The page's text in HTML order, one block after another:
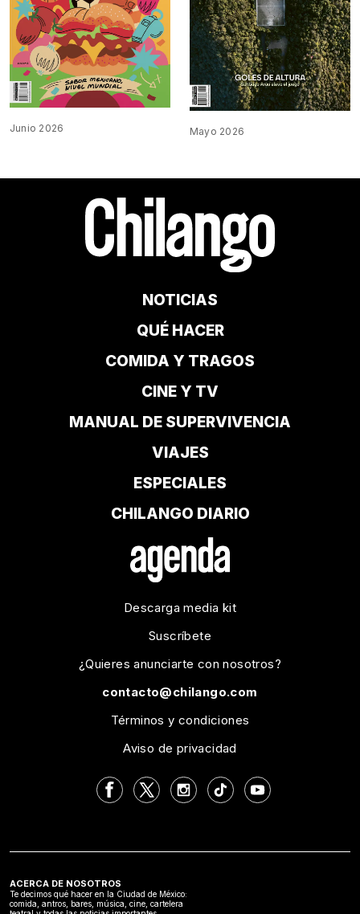
Junio 2026 Mayo 2026
NOTICIAS
QUÉ HACER
COMIDA Y TRAGOS
CINE Y TV
MANUAL DE SUPERVIVENCIA
VIAJES
ESPECIALES
CHILANGO DIARIO
Descarga media kit
Suscríbete
¿Quieres anunciarte con nosotros?
contacto@chilango.com
Términos y condiciones
Aviso de privacidad
ACERCA DE NOSOTROS
Te decimos qué hacer en la Ciudad de México:
comida, antros, bares, música, cine, cartelera